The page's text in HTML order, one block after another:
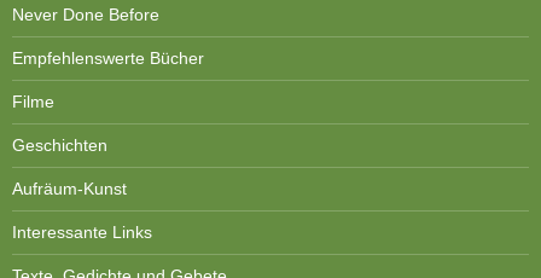
Never Done Before
Empfehlenswerte Bücher
Filme
Geschichten
Aufräum-Kunst
Interessante Links